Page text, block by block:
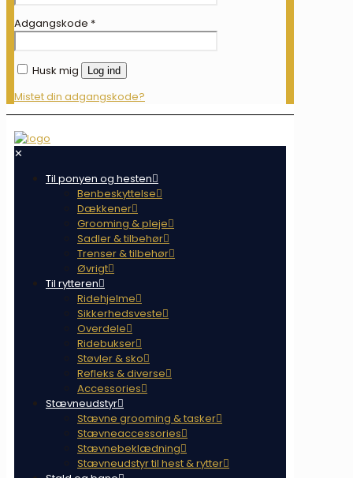
Adgangskode *
Husk mig Log ind
Mistet din adgangskode?
✕
Til ponyen og hesten
Benbeskyttelse
Dækkener
Grooming & pleje
Sadler & tilbehør
Trenser & tilbehør
Øvrigt
Til rytteren
Ridehjelme
Sikkerhedsveste
Overdele
Ridebukser
Støvler & sko
Refleks & diverse
Accessories
Stævneudstyr
Stævne grooming & tasker
Stævneaccessories
Stævnebeklædning
Stævneudstyr til hest & rytter